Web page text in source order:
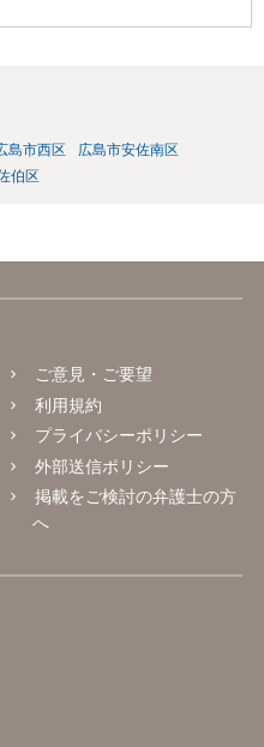
島市西区
広島市安佐南区
伯区
ご意見・ご要望
利用規約
プライバシーポリシー
外部送信ポリシー
掲載をご検討の弁護士の方
へ